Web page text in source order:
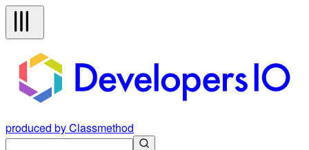
produced by Classmethod